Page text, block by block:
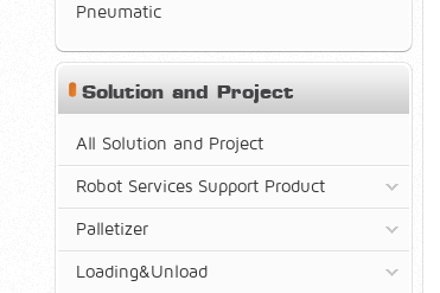
Pneumatic
Solution and Project
All Solution and Project
Robot Services Support Product
Palletizer
Loading&Unload